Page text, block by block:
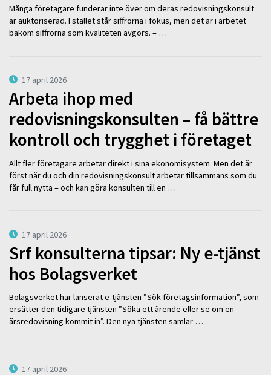
Många företagare funderar inte över om deras redovisningskonsult
är auktoriserad. I stället står siffrorna i fokus, men det är i arbetet
bakom siffrorna som kvaliteten avgörs. – …
17 april 2026
Arbeta ihop med
redovisningskonsulten – få bättre
kontroll och trygghet i företaget
Allt fler företagare arbetar direkt i sina ekonomisystem. Men det är
först när du och din redovisningskonsult arbetar tillsammans som du
får full nytta – och kan göra konsulten till en …
17 april 2026
Srf konsulterna tipsar: Ny e-tjänst
hos Bolagsverket
Bolagsverket har lanserat e-tjänsten ”Sök företagsinformation”, som
ersätter den tidigare tjänsten ”Söka ett ärende eller se om en
årsredovisning kommit in”. Den nya tjänsten samlar …
17 april 2026